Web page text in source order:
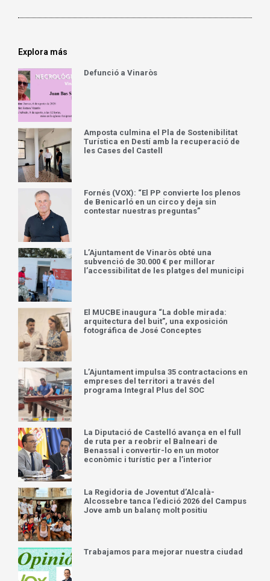
Explora más
Defunció a Vinaròs
Amposta culmina el Pla de Sostenibilitat
Turística en Destí amb la recuperació de
les Cases del Castell
Fornés (VOX): “El PP convierte los plenos
de Benicarló en un circo y deja sin
contestar nuestras preguntas”
L’Ajuntament de Vinaròs obté una
subvenció de 30.000 € per millorar
l’accessibilitat de les platges del municipi
El MUCBE inaugura “La doble mirada:
arquitectura del buit”, una exposición
fotográfica de José Conceptes
L’Ajuntament impulsa 35 contractacions en
empreses del territori a través del
programa Integral Plus del SOC
La Diputació de Castelló avança en el full
de ruta per a reobrir el Balneari de
Benassal i convertir-lo en un motor
econòmic i turístic per a l’interior
La Regidoria de Joventut d’Alcalà-
Alcossebre tanca l’edició 2026 del Campus
Jove amb un balanç molt positiu
Trabajamos para mejorar nuestra ciudad